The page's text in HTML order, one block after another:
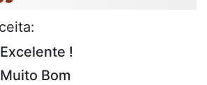
Excelente !
Muito Bom